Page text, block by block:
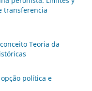
transferencia
Teoria da
política e